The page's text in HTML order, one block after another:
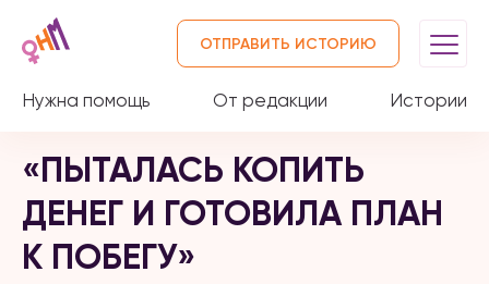
Нужна помощь От редакции Истории
ОТПРАВИТЬ ИСТОРИЮ
«ПЫТАЛАСЬ КОПИТЬ
ДЕНЕГ И ГОТОВИЛА ПЛАН
К ПОБЕГУ»